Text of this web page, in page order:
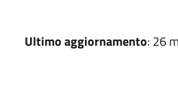
Ultimo aggiornamento: 26